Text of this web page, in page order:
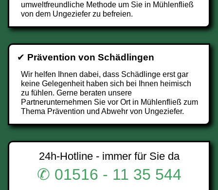
umweltfreundliche Methode um Sie in Mühlenfließ
von dem Ungeziefer zu befreien.
✔ Prävention von Schädlingen
Wir helfen Ihnen dabei, dass Schädlinge erst gar
keine Gelegenheit haben sich bei Ihnen heimisch
zu fühlen. Gerne beraten unsere
Partnerunternehmen Sie vor Ort in Mühlenfließ zum
Thema Prävention und Abwehr von Ungeziefer.
24h-Hotline - immer für Sie da
✆ 01516 - 11 35 544